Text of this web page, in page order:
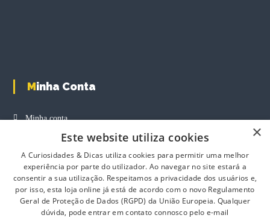
Minha Conta
Minha conta
Carrinho de Compras
Finalizar Compras
Produtos
×
Este website utiliza cookies
A Curiosidades & Dicas utiliza cookies para permitir uma melhor
experiência por parte do utilizador. Ao navegar no site estará a
consentir a sua utilização. Respeitamos a privacidade dos usuários e,
por isso, esta loja online já está de acordo com o novo Regulamento
Geral de Proteção de Dados (RGPD) da União Europeia. Qualquer
dúvida, pode entrar em contato connosco pelo e-mail